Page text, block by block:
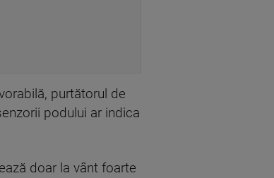
purtătorul de
podului ar indica
doar la vânt foarte